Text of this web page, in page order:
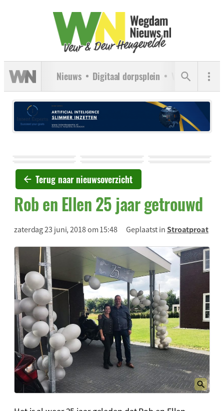
Nieuws Digitaal dorpsplein Verenigingen
Terug naar nieuwsoverzicht
Rob en Ellen 25 jaar getrouwd
zaterdag 23 juni, 2018 om 15:48 Geplaatst inStroatproat